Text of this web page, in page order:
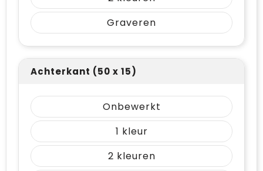
Graveren
Achterkant (50 x 15)
Onbewerkt
1
2